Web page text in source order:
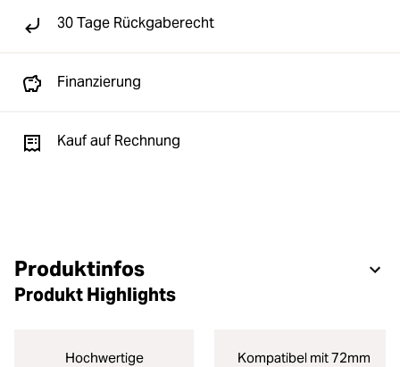
30 Tage Rückgaberecht
Finanzierung
Kauf auf Rechnung
Produktinfos
Produkt Highlights
Hochwertige
Kompatibel mit 72mm